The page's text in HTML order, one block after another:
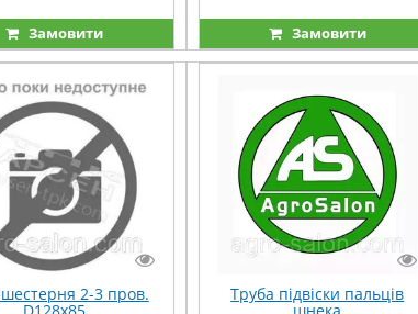
Замовити Замовити
2-3 пров. Труба підвіски пальців